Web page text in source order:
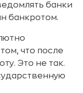
банки
банкротом.
что после
Это не так.